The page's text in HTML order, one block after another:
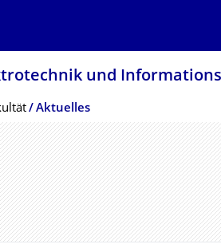
und
Aktuelles